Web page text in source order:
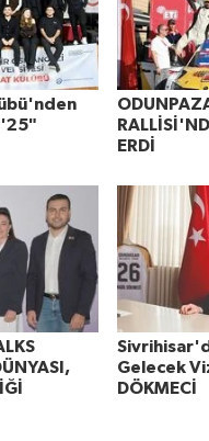
'25"
ERDİ
Gelecek
DÖKMECİ